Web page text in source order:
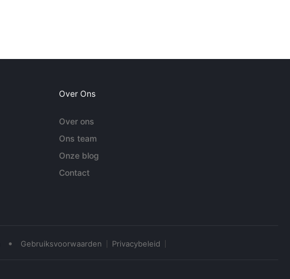
Over Ons
Over ons
Ons team
Onze blog
Contact
• Gebruiksvoorwaarden Privacybeleid